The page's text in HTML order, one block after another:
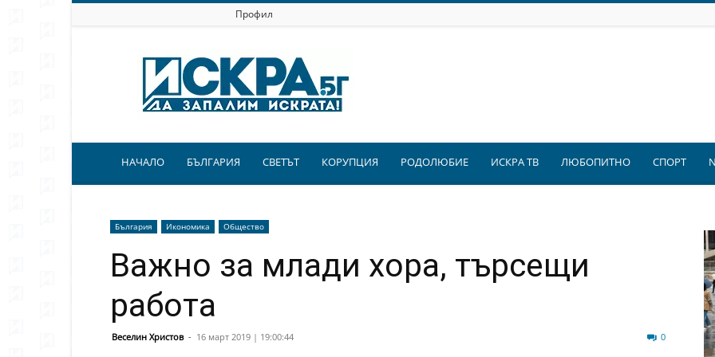
Профил
Искра.бг
НАЧАЛО БЪЛГАРИЯ СВЕТЪТ КОРУПЦИЯ РОДОЛЮБИЕ ИСКРА ТВ ЛЮБОПИТНО СПОРТ
България Икономика Общество
Важно за млади хора, търсещи
работа
Веселин Христов - 16 март 2019 | 19:00:44 0